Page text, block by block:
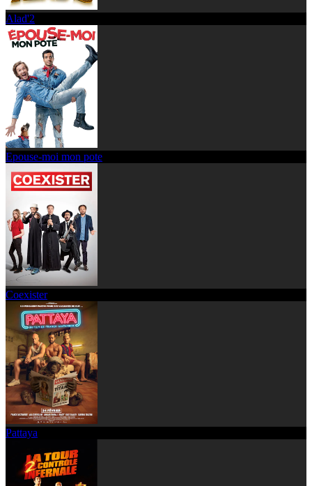
Alad'2
Epouse-moi mon pote
Coexister
Pattaya